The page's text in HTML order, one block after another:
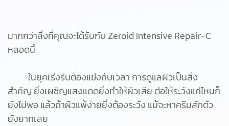
มากกว่าสิ่งที่คุณจะได้รับกับ Zeroid Intensive Repair-C
หลอดนี้
ในยุคเร่งรีบต้องแข่งกับเวลา การดูแลผิวเป็นสิ่ง
สำคัญ ยิ่งเผชิญแสงแดดยิ่งทำให้ผิวเสีย ต่อให้ระวังแค่ไหนก็
ยังไม่พอ แล้วถ้าผิวแพ้ง่ายยิ่งต้องระวัง แม้จะหาครีมสักตัว
ยังยากเลย